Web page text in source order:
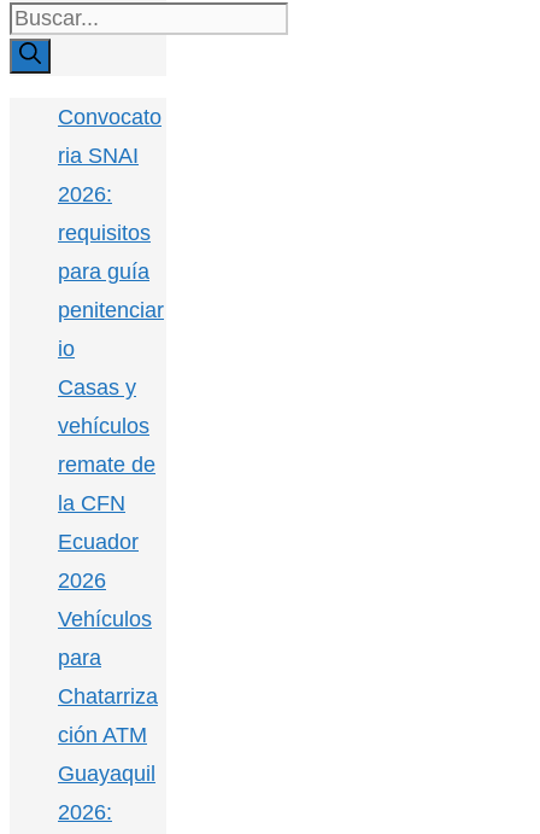
Buscar:
Convocato
ria SNAI
2026:
requisitos
para guía
penitenciar
io
Casas y
vehículos
remate de
la CFN
Ecuador
2026
Vehículos
para
Chatarriza
ción ATM
Guayaquil
2026: